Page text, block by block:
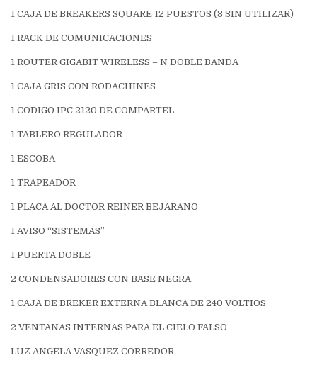
1 CAJA DE BREAKERS SQUARE 12 PUESTOS (3 SIN UTILIZAR)
1 RACK DE COMUNICACIONES
1 ROUTER GIGABIT WIRELESS – N DOBLE BANDA
1 CAJA GRIS CON RODACHINES
1 CODIGO IPC 2120 DE COMPARTEL
1 TABLERO REGULADOR
1 ESCOBA
1 TRAPEADOR
1 PLACA AL DOCTOR REINER BEJARANO
1 AVISO “SISTEMAS”
1 PUERTA DOBLE
2 CONDENSADORES CON BASE NEGRA
1 CAJA DE BREKER EXTERNA BLANCA DE 240 VOLTIOS
2 VENTANAS INTERNAS PARA EL CIELO FALSO
LUZ ANGELA VASQUEZ CORREDOR